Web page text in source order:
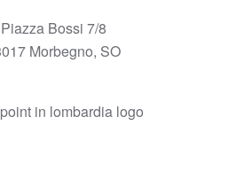
Piazza Bossi 7/8
Morbegno, SO